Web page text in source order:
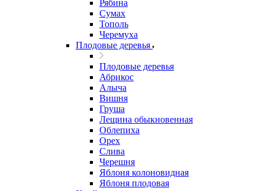
Рябина
Сумах
Тополь
Черемуха
Плодовые деревья
Плодовые деревья
Абрикос
Алыча
Вишня
Груша
Лещина обыкновенная
Облепиха
Орех
Слива
Черешня
Яблоня колоновидная
Яблоня плодовая